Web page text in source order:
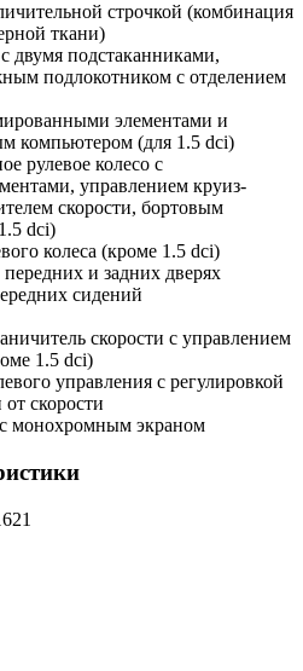
строчкой (комбинация
ткани)
двумя подстаканниками,
подлокотником с отделением
элементами и
компьютером (для 1.5 dci)
рулевое колесо с
управлением круиз-
скорости, бортовым
dci)
колеса (кроме 1.5 dci)
и задних дверях
сидений
скорости с управлением
1.5 dci)
управления с регулировкой
скорости
монохромным экраном